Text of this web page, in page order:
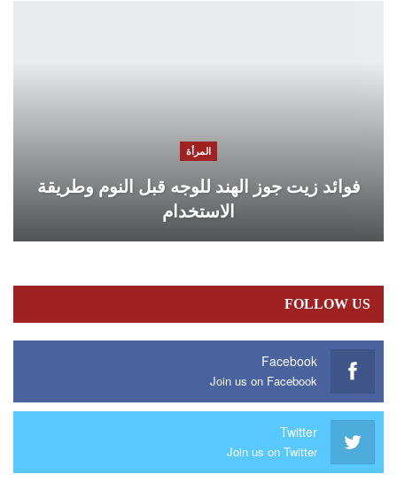
المرأة
فوائد زيت جوز الهند للوجه قبل النوم وطريقة
الاستخدام
FOLLOW US
Facebook
Join us on Facebook
Twitter
Join us on Twitter